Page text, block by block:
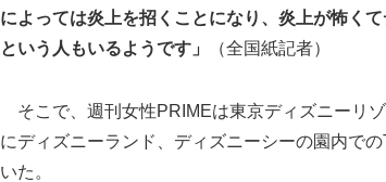
によっては炎上を招くことになり、炎上が怖く
という人もいるようです」
（全国紙記者）
そこで、週刊女性PRIMEは東京ディズニーリ
にディズニーランド、ディズニーシーの園内で
いた。